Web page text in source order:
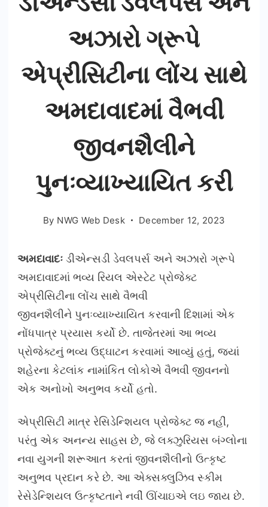
અઝારો ગ્રૂપે
એપ્રીસિટીના લોંચ સાથે
અમદાવાદમાં વૈભવી
જીવનશૈલીને
પુનઃવ્યાખ્યાયિત કરી
By NWG Web Desk December 12, 2023
અમદાવાદઃ ડીએન્સડી ડેવલપર્સ અને અઝારો ગ્રૂપે
અમદાવાદમાં ભવ્ય રિયલ એસ્ટેટ પ્રોજેક્ટ
એપ્રીસિટીના લોંચ સાથે વૈભવી
જીવનશૈલીને પુનઃવ્યાખ્યાયિત કરવાની દિશામાં એક
નોંધપાત્ર પ્રયાસ કર્યો છે. તાજેતરમાં આ ભવ્ય
પ્રોજેક્ટનું ભવ્ય ઉદ્ઘાટન કરવામાં આવ્યું હતું, જ્યાં
શહેરના કેટલાંક નામાંકિત લોકોએ વૈભવી જીવનનો
એક અનોખો અનુભવ કર્યો હતો.
એપ્રીસિટી માત્ર રેસિડેન્શિયલ પ્રોજેક્ટ જ નહીં,
પરંતુ એક અનન્ય સાહસ છે, જે લક્ઝુરિયસ બંગ્લોના
નવા યુગની શરૂઆત કરતાં જીવનશૈલીનો ઉત્કૃષ્ટ
અનુભવ પ્રદાન કરે છે. આ એક્સક્લુઝિવ સ્કીમ
રેસેડેન્શિયલ ઉત્કૃષ્ટતાને નવીં ઊંચાઇએ લઇ જાય છે.